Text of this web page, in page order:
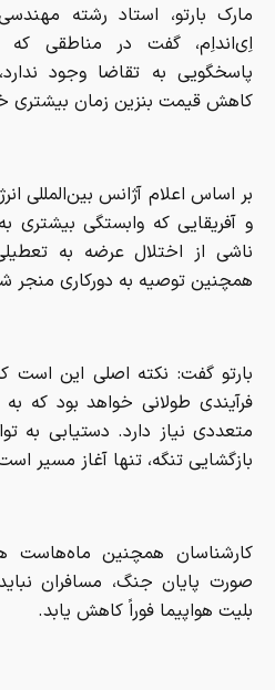
مارک بارتو، استاد رشته
اِی‌انداِم، گفت در مناطقی که
پاسخگویی به تقاضا وجود
کاهش قیمت بنزین زمان بیشتری
بر اساس اعلام آژانس بین‌المللی
و آفریقایی که وابستگی بیشتری
ناشی از اختلال عرضه به
همچنین توصیه به دورکاری منجر
بارتو گفت: نکته اصلی این
فرآیندی طولانی خواهد بود که
متعددی نیاز دارد. دستیابی به
بازگشایی تنگه، تنها آغاز مسیر
کارشناسان همچنین
صورت پایان جنگ، مسافران
بلیت هواپیما فوراً کاهش یابد.